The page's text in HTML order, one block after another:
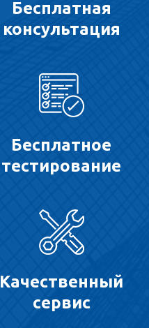
Бесплатная
консультация
Бесплатное
тестирование
Качественный
сервис